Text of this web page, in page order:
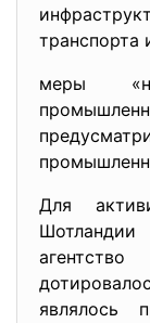
транспорта
меры
Для
являлось